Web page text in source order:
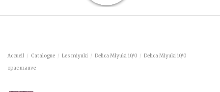
Accueil Catalogue Les miyuki Delica Miyuki 10/0
Delica Miyuki 10/0
opac mauve